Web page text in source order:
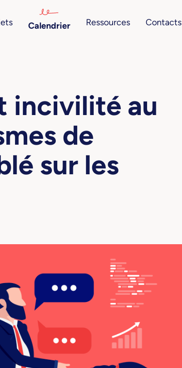
Calendrier Ressources Contacts
incivilité au
de
sur les